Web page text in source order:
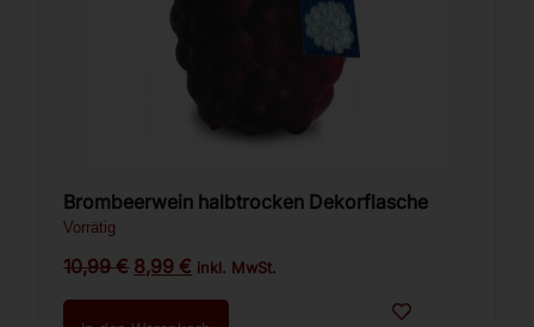
Brombeerwein halbtrocken Dekorflasche
Vorrätig
10,99€ 8,99€ inkl. MwSt.